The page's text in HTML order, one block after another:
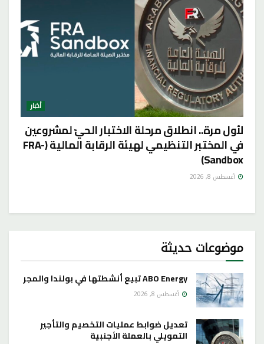
أخبار
لأول مرة.. انطلاق مرحلة الاختبار الحيّ لمشروعين
في المختبر التنظيمي لهيئة الرقابة المالية (FRA-
Sandbox)
أغسطس 8, 2026
موضوعات حديثة
ABO Energy تبيع أنشطتها في بولندا والمجر
أغسطس 8, 2026
تعديل ضوابط عمليات التخصيم والتأجير
التمويلي بالعملة الأجنبية